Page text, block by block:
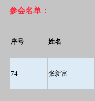
参会名单：
序号 姓名
74 张新富